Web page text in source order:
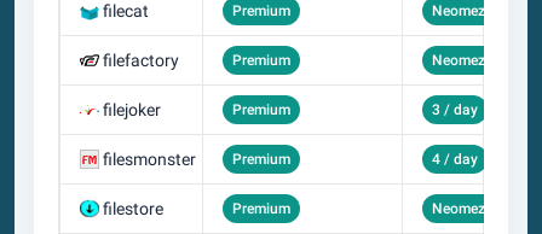
filecat Premium Neomezený
filefactory Premium Neomezený
filejoker Premium 3 / day
filesmonster Premium 4 / day
filestore Premium Neomezený